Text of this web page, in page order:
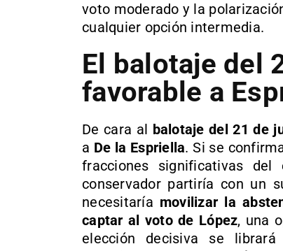
voto moderado y la
cualquier opción intermedia.
El balotaje del
favorable a
De cara al balotaje del 21 de
a De la Espriella. Si se
fracciones significativas
conservador partiría con un
necesitaría movilizar la
captar al voto de López, una
elección decisiva se